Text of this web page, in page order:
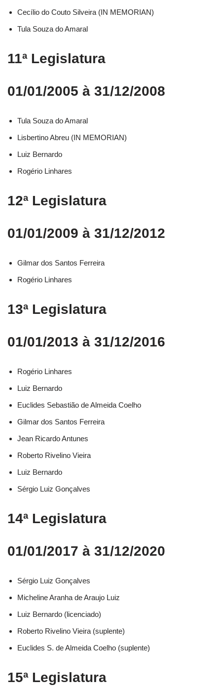
Cecílio do Couto Silveira (IN MEMORIAN)
Tula Souza do Amaral
11ª Legislatura
01/01/2005 à 31/12/2008
Tula Souza do Amaral
Lisbertino Abreu (IN MEMORIAN)
Luiz Bernardo
Rogério Linhares
12ª Legislatura
01/01/2009 à 31/12/2012
Gilmar dos Santos Ferreira
Rogério Linhares
13ª Legislatura
01/01/2013 à 31/12/2016
Rogério Linhares​
Luiz Bernardo​
Euclides Sebastião de Almeida Coelho​
Gilmar dos Santos Ferreira​
Jean Ricardo Antunes​
Roberto Rivelino Vieira​
Luiz Bernardo​
Sérgio Luiz Gonçalves​
14ª Legislatura
01/01/2017 à 31/12/2020
Sérgio Luiz Gonçalves​
Micheline Aranha de Araujo Luiz​
Luiz Bernardo (licenciado)​
Roberto Rivelino Vieira (suplente)​
Euclides S. de Almeida Coelho (suplente)​
15ª Legislatura